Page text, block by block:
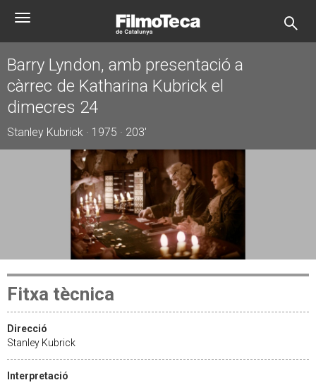
Toggle
Barry Lyndon, amb presentació a
càrrec de Katharina Kubrick el
dimecres 24
Stanley Kubrick · 1975 · 203'
Fitxa tècnica
Direcció
Stanley Kubrick
Interpretació